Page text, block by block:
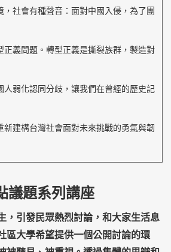
社會有種聲音：面對中國入侵，為了團
義問題。轉型正義是撕裂族群，製造對
弱化認同分歧，讓我們在曾經的歷史記
建構台灣社會面對未來挑戰的勇氣與韌
議題系列講座
，引發民眾熱烈討論，和大家生活息
區大學希望提供一個公開討論的環